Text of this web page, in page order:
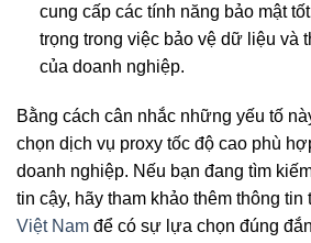
cung cấp các tính năng bảo mật
trọng trong việc bảo vệ dữ liệu và
của doanh nghiệp.
Bằng cách cân nhắc những yếu tố
chọn dịch vụ proxy tốc độ cao phù
doanh nghiệp. Nếu bạn đang tìm
tin cậy, hãy tham khảo thêm thông tin
Việt Nam để có sự lựa chọn đúng